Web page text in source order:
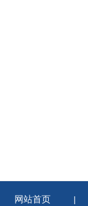
网站首页 |